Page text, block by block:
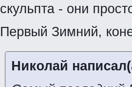
скульпта - они
Первый Зимний,
Николай